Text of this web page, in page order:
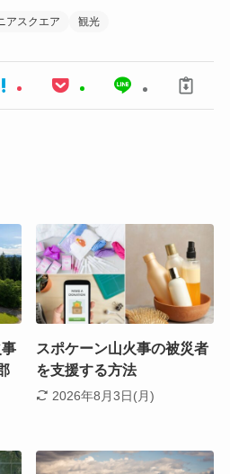
アスクエア 観光
スポケーン山火事の被災者
を支援する方法
2026年8月3日(月)